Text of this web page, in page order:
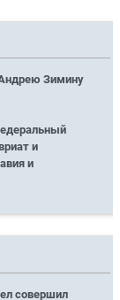
Зимину
и
и
совершил